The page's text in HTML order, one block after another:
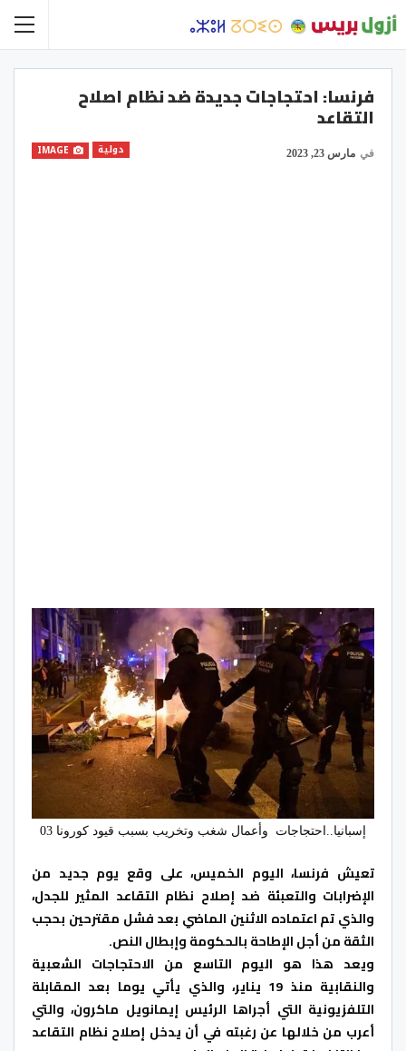
فرنسا: احتجاجات جديدة ضد نظام اصلاح
التقاعد
دولية في مارس 23, 2023
إسبانيا..احتجاجات وأعمال شغب وتخريب بسبب قيود كورونا 03
تعيش فرنسا، اليوم الخميس، على وقع يوم جديد من
الإضرابات والتعبئة ضد إصلاح نظام التقاعد المثير للجدل،
والذي تم اعتماده الاثنين الماضي بعد فشل مقترحين بحجب
الثقة من أجل الإطاحة بالحكومة وإبطال النص.
ويعد هذا هو اليوم التاسع من الاحتجاجات الشعبية
والنقابية منذ 19 يناير، والذي يأتي يوما بعد المقابلة
التلفزيونية التي أجراها الرئيس إيمانويل ماكرون، والتي
أعرب من خلالها عن رغبته في أن يدخل إصلاح نظام التقاعد